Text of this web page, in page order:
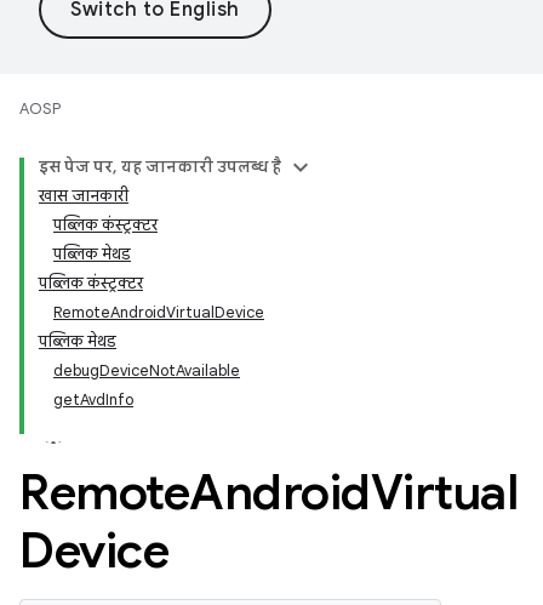
AOSP
इस पेज पर, यह जानकारी उपलब्ध है
खास जानकारी
पब्लिक कंस्ट्रक्टर
पब्लिक मेथड
पब्लिक कंस्ट्रक्टर
RemoteAndroidVirtualDevice
पब्लिक मेथड
debugDeviceNotAvailable
getAvdInfo
RemoteAndroidVirtual
Device